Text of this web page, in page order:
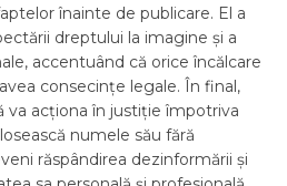
înainte de publicare. El a
dreptului la imagine și a
accentuând că orice încălcare
consecințe legale. În final,
va acționa în justiție împotriva
numele său fără
răspândirea dezinformării și